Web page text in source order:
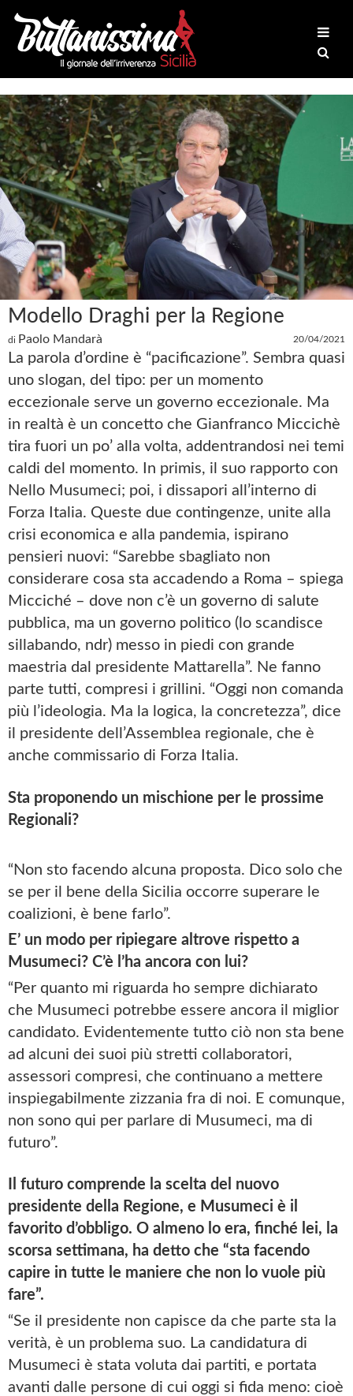
Modello Draghi per la Regione
di Paolo Mandarà 20/04/2021
La parola d’ordine è “pacificazione”. Sembra quasi
uno slogan, del tipo: per un momento
eccezionale serve un governo eccezionale. Ma
in realtà è un concetto che Gianfranco Miccichè
tira fuori un po’ alla volta, addentrandosi nei temi
caldi del momento. In primis, il suo rapporto con
Nello Musumeci; poi, i dissapori all’interno di
Forza Italia. Queste due contingenze, unite alla
crisi economica e alla pandemia, ispirano
pensieri nuovi: “Sarebbe sbagliato non
considerare cosa sta accadendo a Roma – spiega
Micciché – dove non c’è un governo di salute
pubblica, ma un governo politico (lo scandisce
sillabando, ndr) messo in piedi con grande
maestria dal presidente Mattarella”. Ne fanno
parte tutti, compresi i grillini. “Oggi non comanda
più l’ideologia. Ma la logica, la concretezza”, dice
il presidente dell’Assemblea regionale, che è
anche commissario di Forza Italia.
Sta proponendo un mischione per le prossime
Regionali?
“Non sto facendo alcuna proposta. Dico solo che
se per il bene della Sicilia occorre superare le
coalizioni, è bene farlo”.
E’ un modo per ripiegare altrove rispetto a
Musumeci? C’è l’ha ancora con lui?
“Per quanto mi riguarda ho sempre dichiarato
che Musumeci potrebbe essere ancora il miglior
candidato. Evidentemente tutto ciò non sta bene
ad alcuni dei suoi più stretti collaboratori,
assessori compresi, che continuano a mettere
inspiegabilmente zizzania fra di noi. E comunque,
non sono qui per parlare di Musumeci, ma di
futuro”.
Il futuro comprende la scelta del nuovo
presidente della Regione, e Musumeci è il
favorito d’obbligo. O almeno lo era, finché lei, la
scorsa settimana, ha detto che “sta facendo
capire in tutte le maniere che non lo vuole più
fare”.
“Se il presidente non capisce da che parte sta la
verità, è un problema suo. La candidatura di
Musumeci è stata voluta dai partiti, e portata
avanti dalle persone di cui oggi si fida meno: cioè